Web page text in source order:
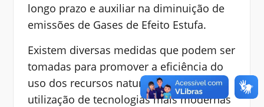
longo prazo e auxiliar na diminuição de
emissões de Gases de Efeito Estufa.
Existem diversas medidas que podem ser
tomadas para promover a eficiência do
uso dos recursos naturais, como a
utilização de tecnologias mais modernas